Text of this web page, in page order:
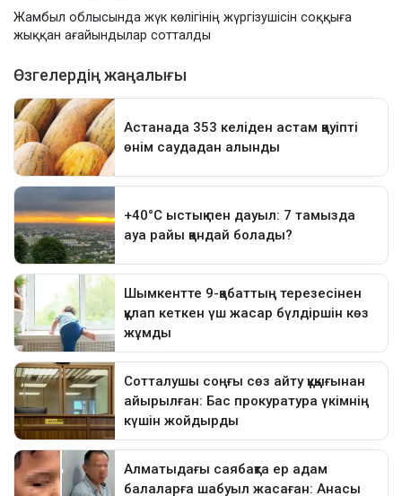
Жамбыл облысында жүк көлігінің жүргізушісін соққыға
жыққан ағайындылар сотталды